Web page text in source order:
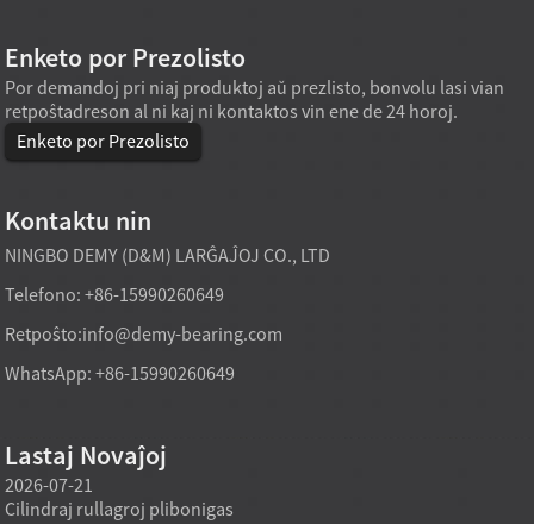
Enketo por Prezolisto
Por demandoj pri niaj produktoj aŭ prezlisto, bonvolu lasi vian
retpoŝtadreson al ni kaj ni kontaktos vin ene de 24 horoj.
Enketo por Prezolisto
Kontaktu nin
NINGBO DEMY (D&M) LARĜAĴOJ CO., LTD
Telefono: +86-15990260649
Retpoŝto:info@demy-bearing.com
WhatsApp: +86-15990260649
Lastaj Novaĵoj
2026-07-21
Cilindraj rullagroj plibonigas